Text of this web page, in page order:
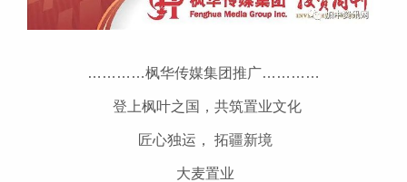
…………枫华传媒集团推广…………
登上枫叶之国，共筑置业文化
匠心独运， 拓疆新境
大麦置业